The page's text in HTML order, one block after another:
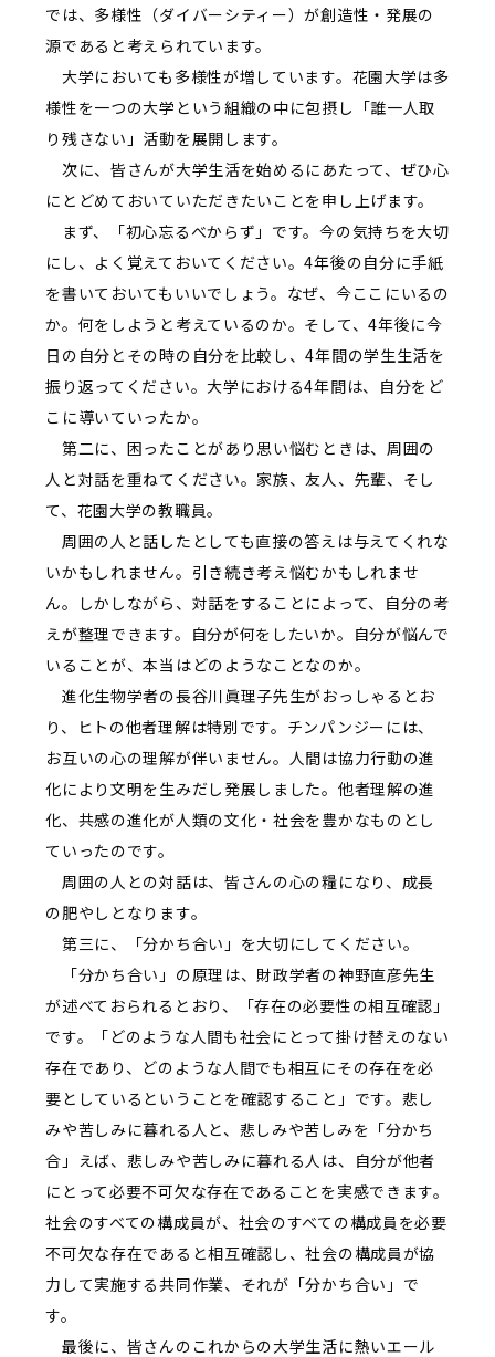
では、多様性（ダイバーシティー）が創造性・発展の
源であると考えられています。
大学においても多様性が増しています。花園大学は多
様性を一つの大学という組織の中に包摂し「誰一人取
り残さない」活動を展開します。
次に、皆さんが大学生活を始めるにあたって、ぜひ心
にとどめておいていただきたいことを申し上げます。
まず、「初心忘るべからず」です。今の気持ちを大切
にし、よく覚えておいてください。4年後の自分に手紙
を書いておいてもいいでしょう。なぜ、今ここにいるの
か。何をしようと考えているのか。そして、4年後に今
日の自分とその時の自分を比較し、4年間の学生生活を
振り返ってください。大学における4年間は、自分をど
こに導いていったか。
第二に、困ったことがあり思い悩むときは、周囲の
人と対話を重ねてください。家族、友人、先輩、そし
て、花園大学の教職員。
周囲の人と話したとしても直接の答えは与えてくれな
いかもしれません。引き続き考え悩むかもしれませ
ん。しかしながら、対話をすることによって、自分の考
えが整理できます。自分が何をしたいか。自分が悩んで
いることが、本当はどのようなことなのか。
進化生物学者の長谷川眞理子先生がおっしゃるとお
り、ヒトの他者理解は特別です。チンパンジーには、
お互いの心の理解が伴いません。人間は協力行動の進
化により文明を生みだし発展しました。他者理解の進
化、共感の進化が人類の文化・社会を豊かなものとし
ていったのです。
周囲の人との対話は、皆さんの心の糧になり、成長
の肥やしとなります。
第三に、「分かち合い」を大切にしてください。
「分かち合い」の原理は、財政学者の神野直彦先生
が述べておられるとおり、「存在の必要性の相互確認」
です。「どのような人間も社会にとって掛け替えのない
存在であり、どのような人間でも相互にその存在を必
要としているということを確認すること」です。悲し
みや苦しみに暮れる人と、悲しみや苦しみを「分かち
合」えば、悲しみや苦しみに暮れる人は、自分が他者
にとって必要不可欠な存在であることを実感できます。
社会のすべての構成員が、社会のすべての構成員を必要
不可欠な存在であると相互確認し、社会の構成員が協
力して実施する共同作業、それが「分かち合い」で
す。
最後に、皆さんのこれからの大学生活に熱いエール